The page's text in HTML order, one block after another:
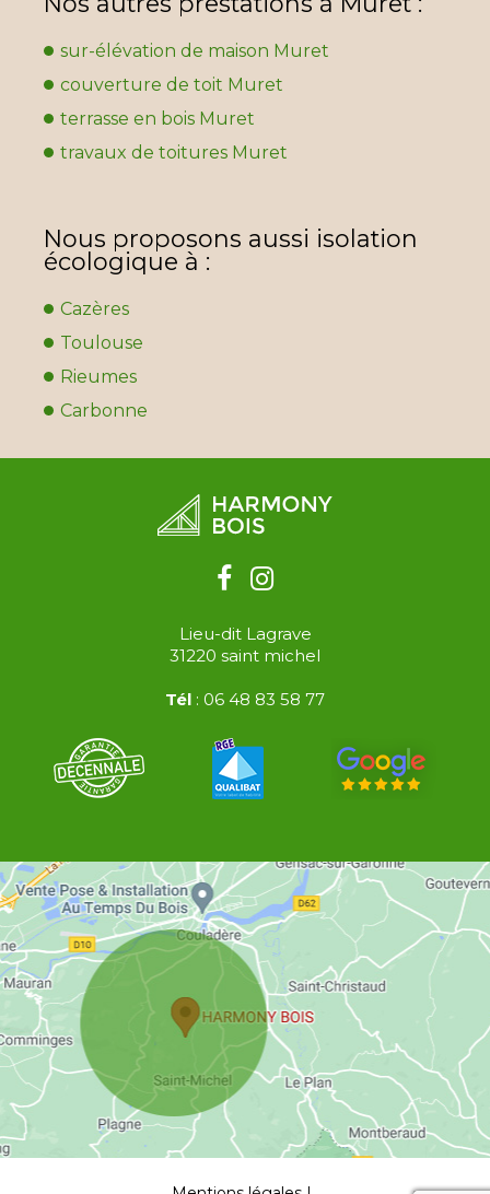
sur-élévation de maison Muret
couverture de toit Muret
terrasse en bois Muret
travaux de toitures Muret
Nous proposons aussi isolation
écologique à :
Cazères
Toulouse
Rieumes
Carbonne
Lieu-dit Lagrave
31220 saint michel
Tél : 06 48 83 58 77